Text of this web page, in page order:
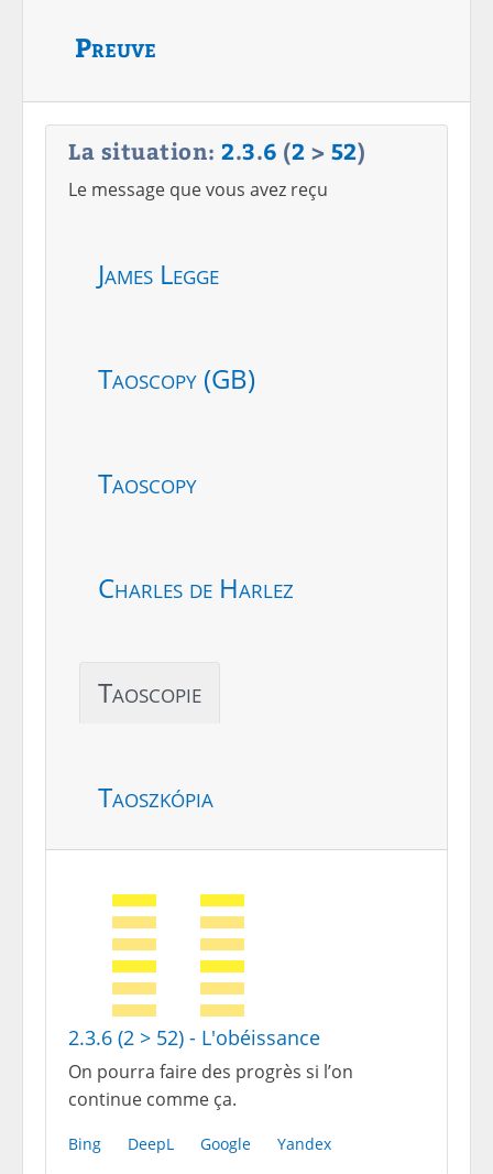
Preuve
La situation: 2.3.6 (2 > 52)
Le message que vous avez reçu
James Legge
Taoscopy (GB)
Taoscopy
Charles de Harlez
Taoscopie
Taoszkópia
2.3.6 (2 > 52) - L'obéissance
On pourra faire des progrès si l’on
continue comme ça.
Bing DeepL Google Yandex